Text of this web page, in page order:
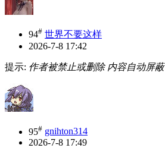
94# 世界不要这样
2026-7-8 17:42
提示: 作者被禁止或删除 内容自动屏蔽
95# gnihton314
2026-7-8 17:49